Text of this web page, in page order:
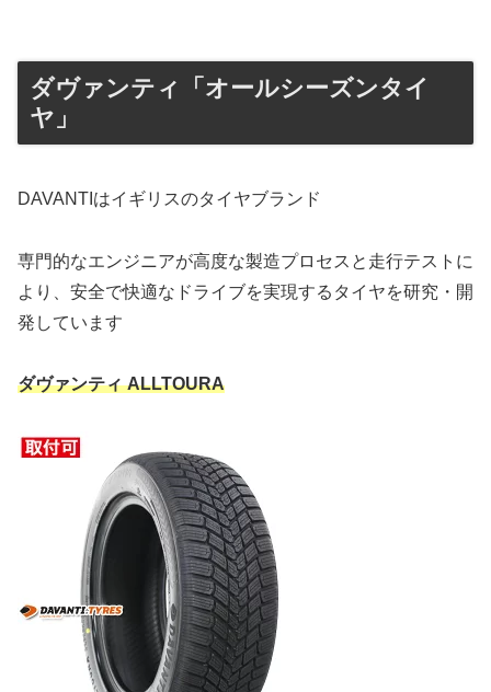
ダヴァンティ「オールシーズンタイ
ヤ」
DAVANTIはイギリスのタイヤブランド
専門的なエンジニアが高度な製造プロセスと走行テストに
より、安全で快適なドライブを実現するタイヤを研究・開
発しています
ダヴァンティ ALLTOURA